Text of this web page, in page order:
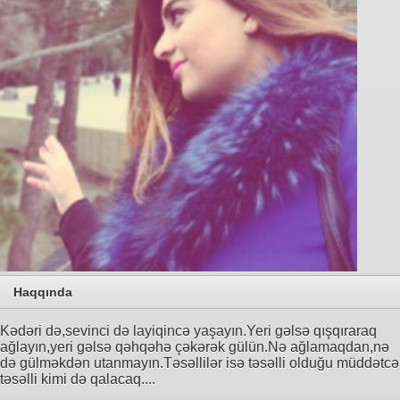
Haqqında
Kədəri də,sevinci də layiqincə yaşayın.Yeri gəlsə qışqıraraq
ağlayın,yeri gəlsə qəhqəhə çəkərək gülün.Nə ağlamaqdan,nə
də gülməkdən utanmayın.Təsəllilər isə təsəlli olduğu müddətcə
təsəlli kimi də qalacaq....